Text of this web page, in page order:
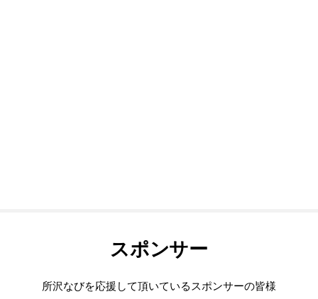
スポンサー
所沢なびを応援して頂いているスポンサーの皆様